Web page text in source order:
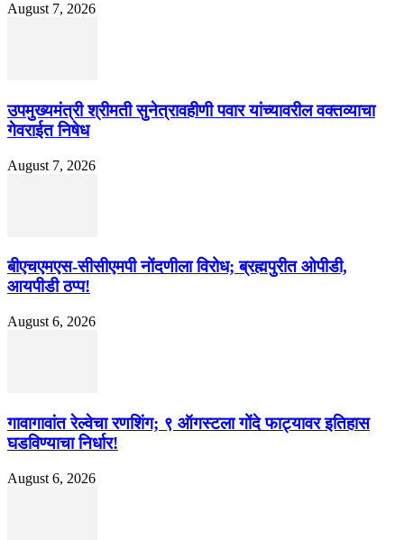
August 7, 2026
उपमुख्यमंत्री श्रीमती सुनेत्रावहीणी पवार यांच्यावरील वक्तव्याचा
गेवराईत निषेध
August 7, 2026
बीएचएमएस-सीसीएमपी नोंदणीला विरोध; ब्रह्मपुरीत ओपीडी,
आयपीडी ठप्प!
August 6, 2026
गावागावांत रेल्वेचा रणशिंग; ९ ऑगस्टला गोंदे फाट्यावर इतिहास
घडविण्याचा निर्धार!
August 6, 2026